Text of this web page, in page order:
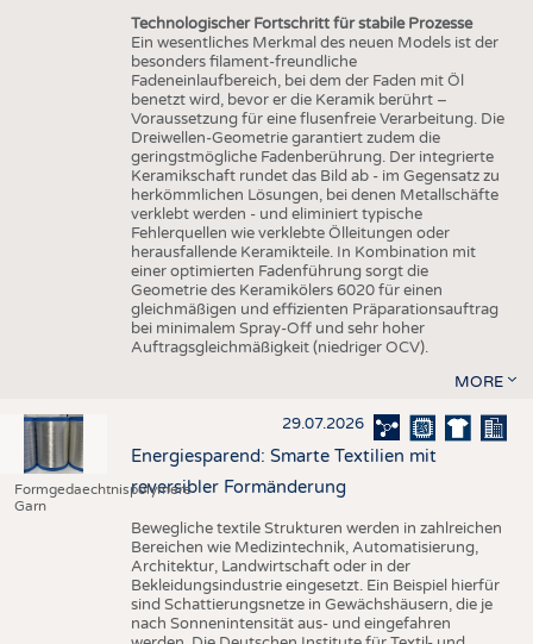
Technologischer Fortschritt für stabile Prozesse
Ein wesentliches Merkmal des neuen Models ist der
besonders filament-freundliche
Fadeneinlaufbereich, bei dem der Faden mit Öl
benetzt wird, bevor er die Keramik berührt –
Voraussetzung für eine flusenfreie Verarbeitung. Die
Dreiwellen-Geometrie garantiert zudem die
geringstmögliche Fadenberührung. Der integrierte
Keramikschaft rundet das Bild ab - im Gegensatz zu
herkömmlichen Lösungen, bei denen Metallschäfte
verklebt werden - und eliminiert typische
Fehlerquellen wie verklebte Ölleitungen oder
herausfallende Keramikteile. In Kombination mit
einer optimierten Fadenführung sorgt die
Geometrie des Keramikölers 6020 für einen
gleichmäßigen und effizienten Präparationsauftrag
bei minimalem Spray-Off und sehr hoher
Auftragsgleichmäßigkeit (niedriger OCV).
MORE
Formgedaechtnispolymere
Garn
29.07.2026
Energiesparend: Smarte Textilien mit
reversibler Formänderung
Bewegliche textile Strukturen werden in zahlreichen
Bereichen wie Medizintechnik, Automatisierung,
Architektur, Landwirtschaft oder in der
Bekleidungsindustrie eingesetzt. Ein Beispiel hierfür
sind Schattierungsnetze in Gewächshäusern, die je
nach Sonnenintensität aus- und eingefahren